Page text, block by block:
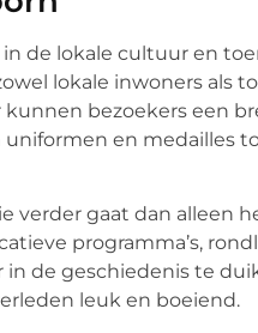
de lokale cultuur en
lokale inwoners als
bezoekers een
en medailles
verder gaat dan alleen
programma’s,
de geschiedenis te
leuk en boeiend.